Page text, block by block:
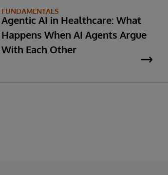
FUNDAMENTALS
Agentic AI in Healthcare: What
Happens When AI Agents Argue
With Each Other